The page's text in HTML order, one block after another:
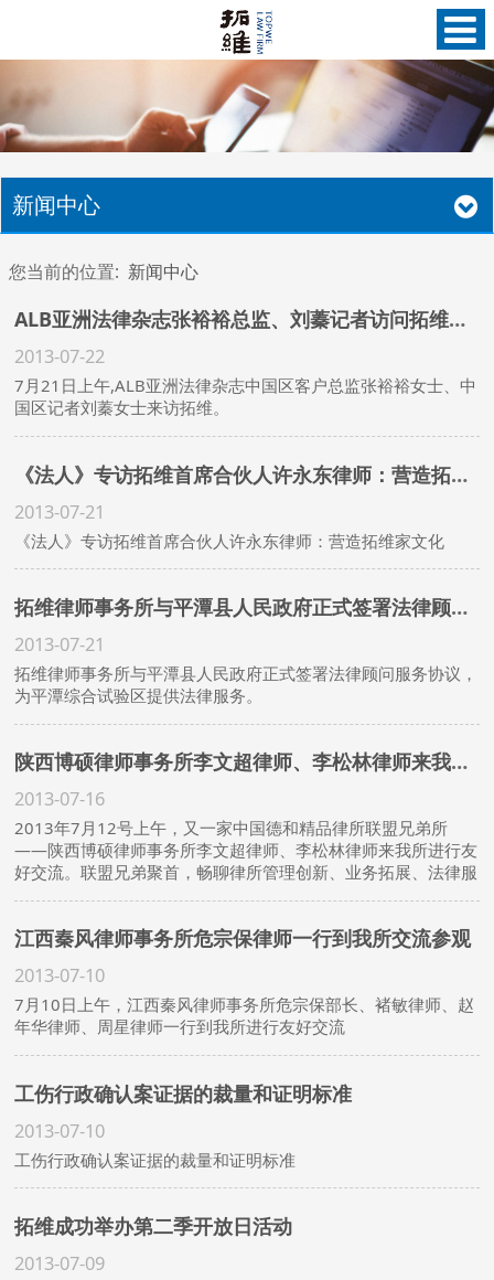
新闻中心
您当前的位置: 新闻中心
ALB亚洲法律杂志张裕裕总监、刘蓁记者访问拓维律师事务所
2013-07-22
7月21日上午,ALB亚洲法律杂志中国区客户总监张裕裕女士、中
国区记者刘蓁女士来访拓维。
《法人》专访拓维首席合伙人许永东律师：营造拓维家文化
2013-07-21
《法人》专访拓维首席合伙人许永东律师：营造拓维家文化
拓维律师事务所与平潭县人民政府正式签署法律顾问协议为平潭综合实验区建设提供服务
2013-07-21
拓维律师事务所与平潭县人民政府正式签署法律顾问服务协议，
为平潭综合试验区提供法律服务。
陕西博硕律师事务所李文超律师、李松林律师来我所进行友好交流
2013-07-16
2013年7月12号上午，又一家中国德和精品律所联盟兄弟所
——陕西博硕律师事务所李文超律师、李松林律师来我所进行友
好交流。联盟兄弟聚首，畅聊律所管理创新、业务拓展、法律服
江西秦风律师事务所危宗保律师一行到我所交流参观
2013-07-10
7月10日上午，江西秦风律师事务所危宗保部长、褚敏律师、赵
年华律师、周星律师一行到我所进行友好交流
工伤行政确认案证据的裁量和证明标准
2013-07-10
工伤行政确认案证据的裁量和证明标准
拓维成功举办第二季开放日活动
2013-07-09